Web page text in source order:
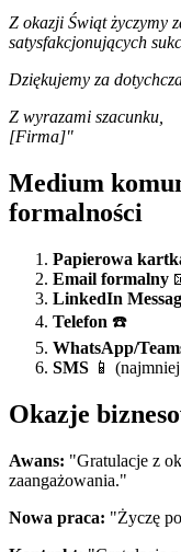
Z okazji Świąt życzymy
satysfakcjonujących
Dziękujemy za
Z wyrazami szacunku,
[Firma]"
Medium
formalności
Papierowa
Email formalny
LinkedIn
Telefon ☎️
WhatsApp/
SMS 📱
Okazje
Awans: "Gratulacje z
zaangażowania."
Nowa praca: "Życzę